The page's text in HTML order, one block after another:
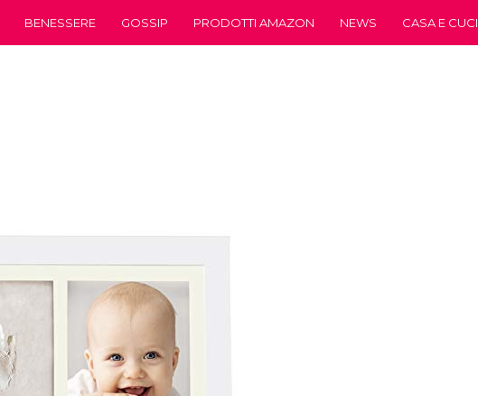
BENESSERE GOSSIP PRODOTTI AMAZON NEWS CASA E